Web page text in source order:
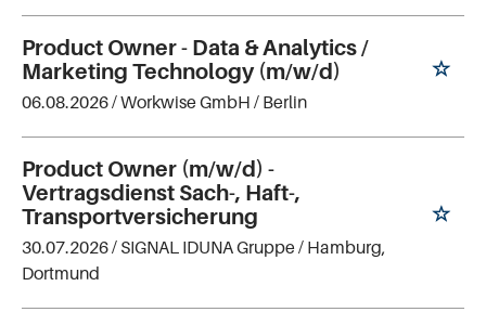
Product Owner - Data & Analytics /
Marketing Technology (m/w/d)
06.08.2026 /Workwise GmbH / Berlin
Product Owner (m/w/d) -
Vertragsdienst Sach-, Haft-,
Transportversicherung
30.07.2026 / SIGNAL IDUNA Gruppe/ Hamburg,
Dortmund